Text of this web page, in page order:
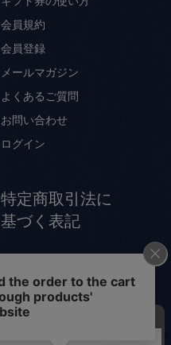
会員規約
会員登録
メールマガジン
よくあるご質問
お問い合わせ
ログイン
特定商取引法に
基づく表記